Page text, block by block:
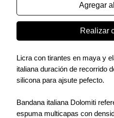
Agregar
Realizar
Licra con tirantes en maya y
italiana duración de recorrido
silicona para ajsute pefecto.
Bandana italiana Dolomiti
espuma multicapas con